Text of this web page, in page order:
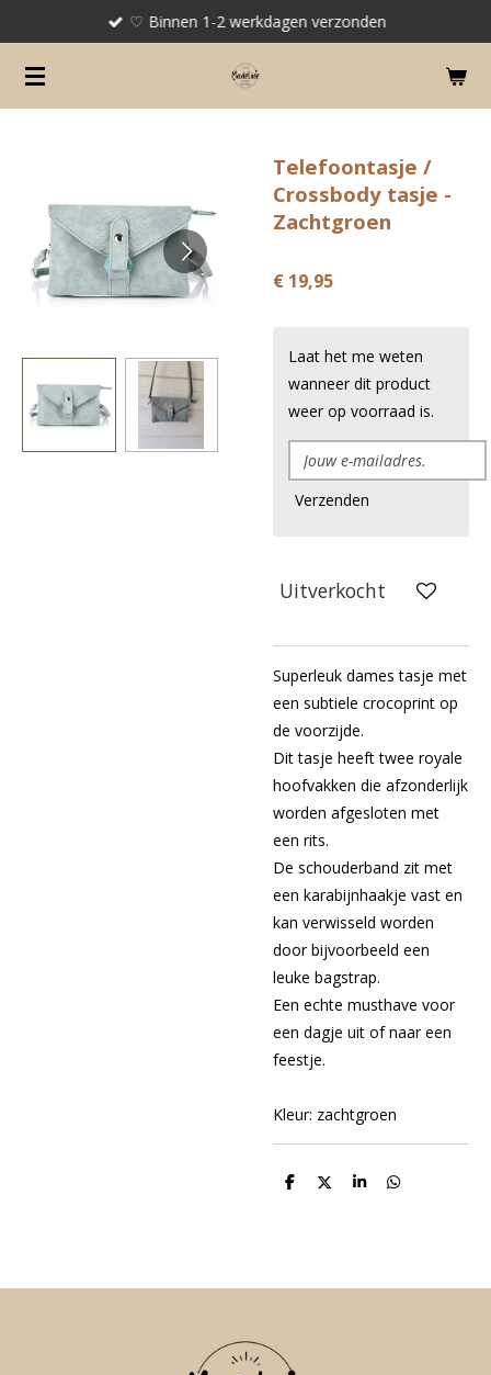
naar
de
♡ Binnen 1-2 werkdagen verzonden
Telefoontasje /
Crossbody tasje -
Zachtgroen
€ 19,95
Laat het me weten
wanneer dit product
weer op voorraad is.
Verzenden
Uitverkocht
Superleuk dames tasje met
een subtiele crocoprint op
de voorzijde.
Dit tasje heeft twee royale
hoofvakken die afzonderlijk
worden afgesloten met
een rits.
De schouderband zit met
een karabijnhaakje vast en
kan verwisseld worden
door bijvoorbeeld een
leuke bagstrap.
Een echte musthave voor
een dagje uit of naar een
feestje.
Kleur: zachtgroen
D
D
S
D